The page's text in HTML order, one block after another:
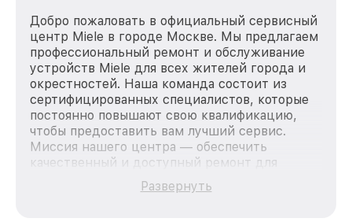
Добро пожаловать в официальный сервисный
центр Miele в городе Москве. Мы предлагаем
профессиональный ремонт и обслуживание
устройств Miele для всех жителей города и
окрестностей. Наша команда состоит из
сертифицированных специалистов, которые
постоянно повышают свою квалификацию,
чтобы предоставить вам лучший сервис.
Миссия нашего центра — обеспечить
качественный и доступный ремонт для
каждого пользователя продукции Miele, вне
зависимости от сложности поломки. Мы
Развернуть